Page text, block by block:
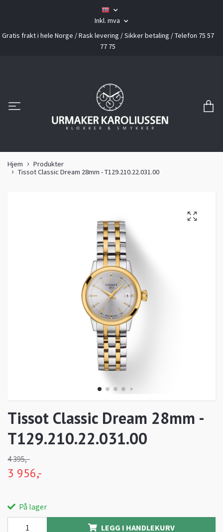
Inkl. mva
Gratis frakt i hele Norge / Rask levering / Sikker betaling / Telefon 75 57
77 75
Hjem
Produkter
Tissot Classic Dream 28mm - T129.210.22.031.00
Tissot Classic Dream 28mm -
T129.210.22.031.00
4 395,-
3 956,-
På lager
LEGG I HANDLEKURV